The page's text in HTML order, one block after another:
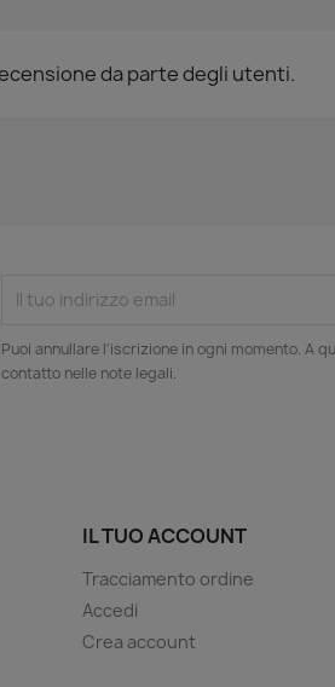
da parte degli utenti.
Puoi annullare l'iscrizione in ogni momento. A
contatto nelle note legali.
IL TUO ACCOUNT
Tracciamento ordine
Accedi
Crea account